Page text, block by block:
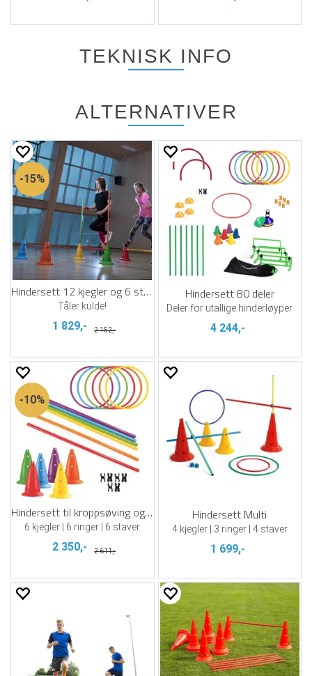
TEKNISK INFO
ALTERNATIVER
15%
Hindersett 12 kjegler og 6 stenger
Tåler kulde!
1 829,- 2 152,-
Hindersett 80 deler
Deler for utallige hinderløyper
4 244,-
10%
Hindersett til kroppsøving og trening
6 kjegler | 6 ringer | 6 staver
2 350,- 2 611,-
Hindersett Multi
4 kjegler | 3 ringer | 4 staver
1 699,-